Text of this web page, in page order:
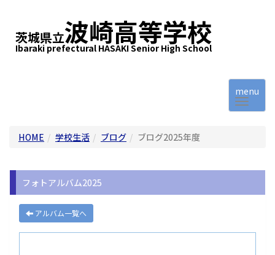
茨城県立波崎高等学校
Ibaraki prefectural HASAKI Senior High School
menu
HOME 学校生活 ブログ ブログ2025年度
フォトアルバム2025
アルバム一覧へ